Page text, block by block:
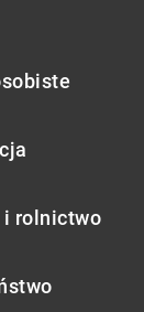
i rolnictwo